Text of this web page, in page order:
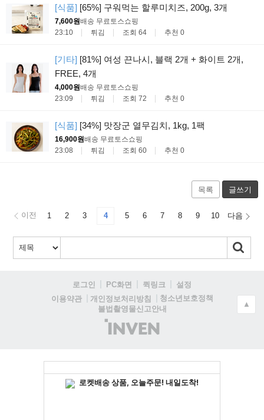
[식품] [65%] 구워먹는 할루미치즈, 200g, 3개
7,600원배송 무료토스쇼핑
23:10
튀김 조회 64 추천 0
[기타] [81%] 여성 끈나시, 블랙 2개 + 화이트 2개,
FREE, 4개
4,000원배송 무료토스쇼핑
23:09
튀김 조회 72 추천 0
[식품] [34%] 맛장군 열무김치, 1kg, 1팩
16,900원배송 무료토스쇼핑
23:08
튀김 조회 60 추천 0
목록 글쓰기
이전 1 2 3 4 5 6 7 8 9 10 다음
로그인 PC화면 퀵링크
설정
이용약관
개인정보처리방침
청소년보호정책
불법촬영물신고안내
(주)
인
▲